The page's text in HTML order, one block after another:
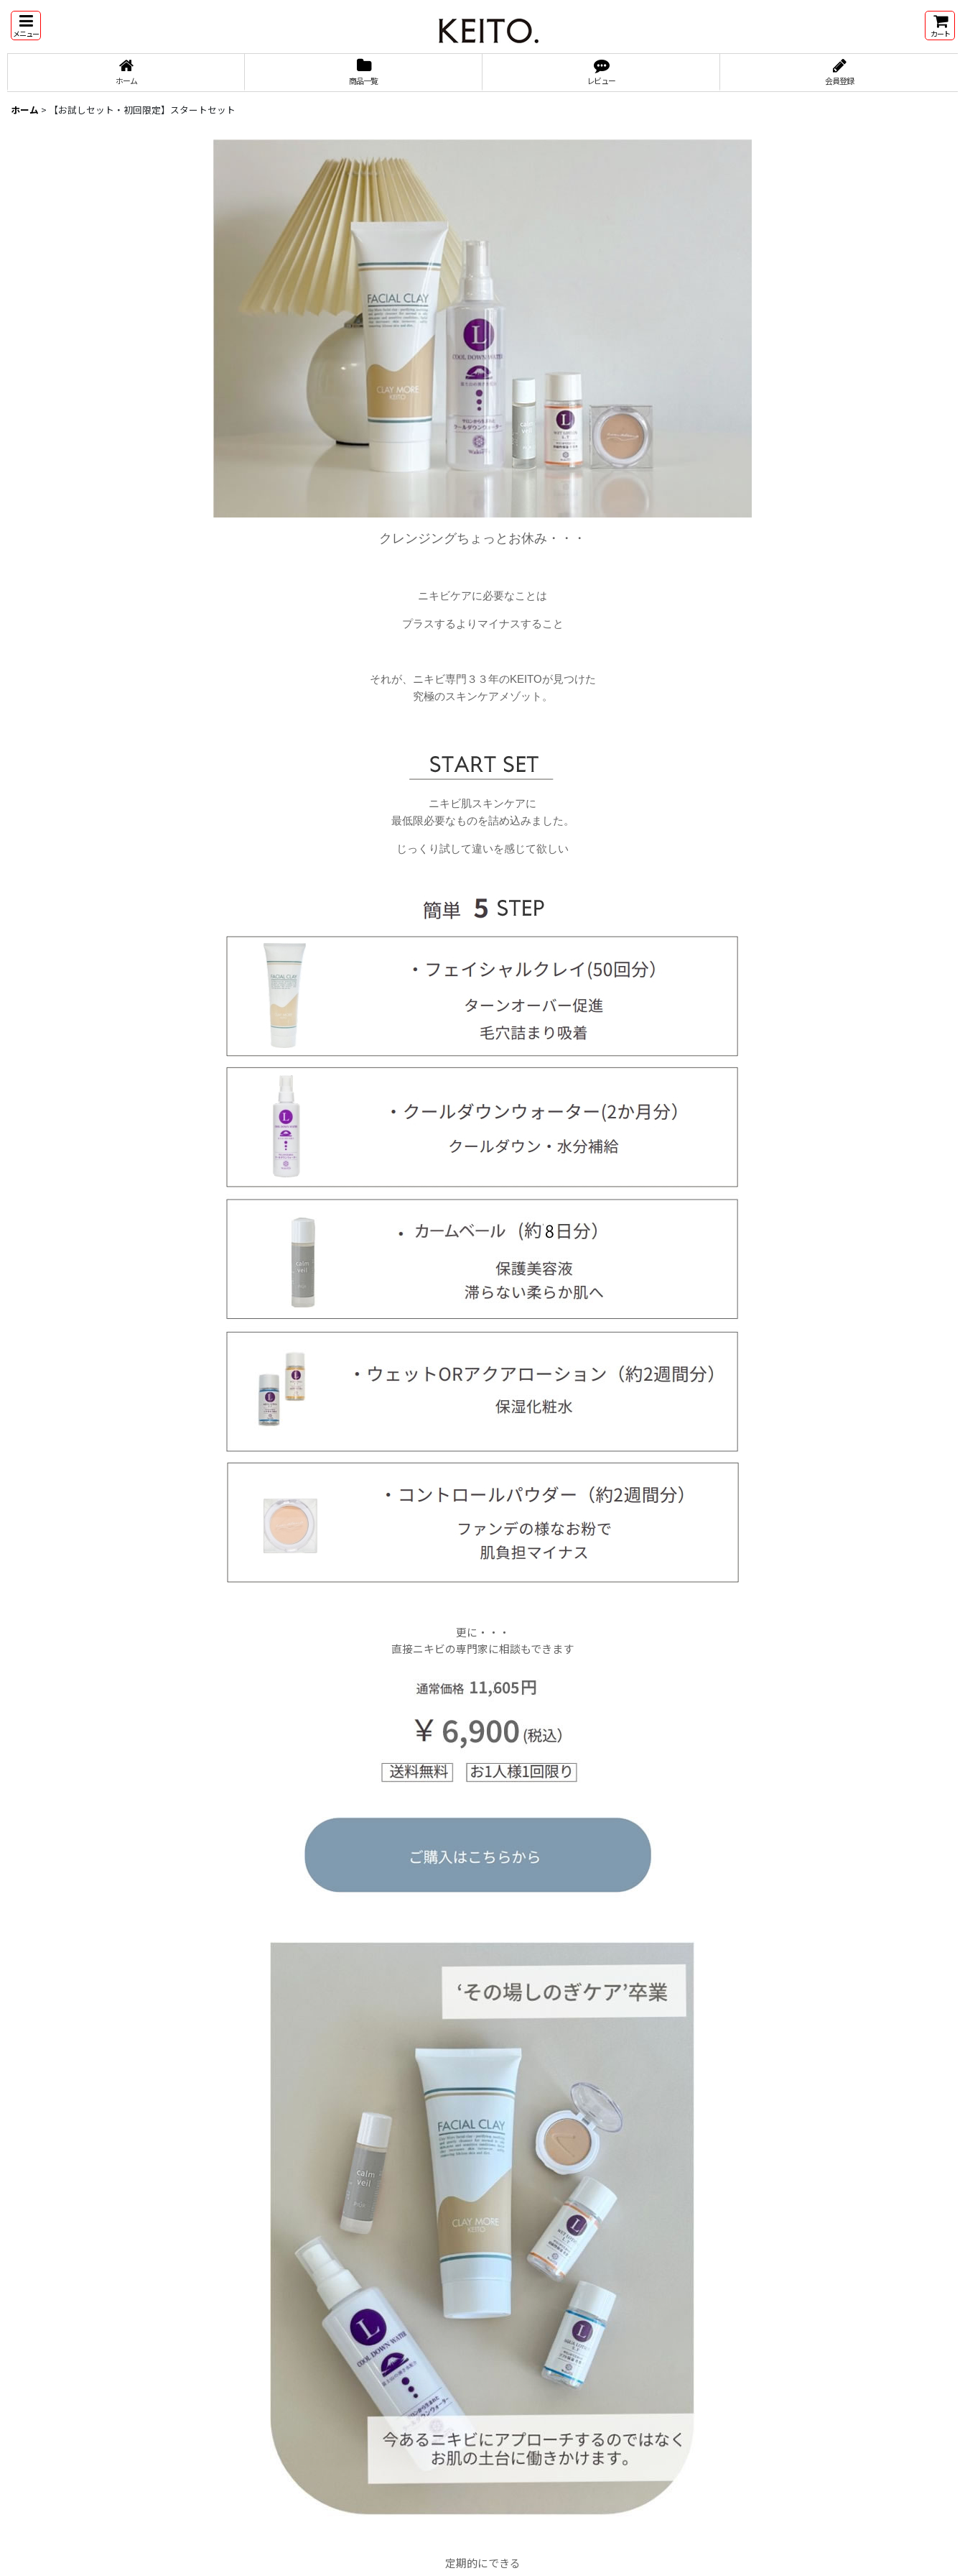
メニュー カート
ホーム 商品一覧 レビュー 会員登録
ホーム > 【お試しセット・初回限定】スタートセット
クレンジングちょっとお休み・・・
ニキビケアに必要なことは
プラスするよりマイナスすること
それが、ニキビ専門３３年のKEITOが見つけた
究極のスキンケアメゾット。
ニキビ肌スキンケアに
最低限必要なものを詰め込みました。
じっくり試して違いを感じて欲しい
更に・・・
直接ニキビの専門家に相談もできます
定期的にできる